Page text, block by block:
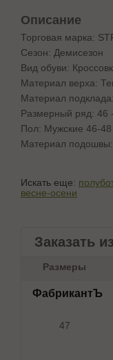
Описание
Торговая марка:
Сезон: Демисезон
Вид обуви:
Материал верха:
Материал
Размерный ряд: 46
Пол: Мужские 46-48
Материал
Искать еще:
весне-осени
Заказать
Размеры
ФабрикантЪ
47